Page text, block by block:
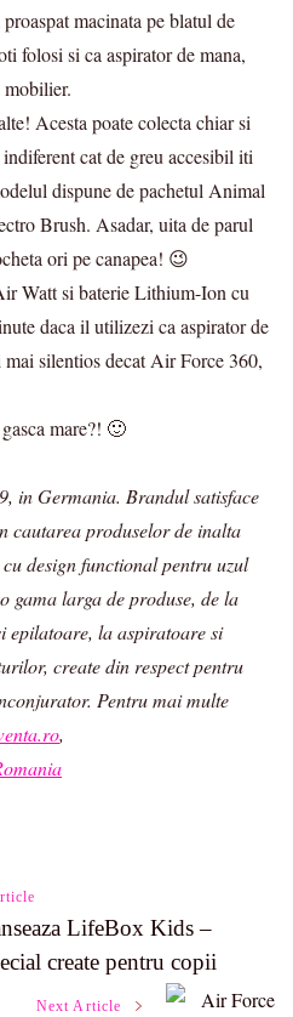
macinata pe blatul de
folosi si ca aspirator de mana,
mobilier.
Acesta poate colecta chiar si
cat de greu accesibil iti
dispune de pachetul Animal
Brush. Asadar, uita de parul
ori pe canapea! 😉
Watt si baterie Lithium-Ion cu
daca il utilizezi ca aspirator de
silentios decat Air Force 360,
mare?! 🙂
in Germania. Brandul satisface
cautarea produselor de inalta
design functional pentru uzul
gama larga de produse, de la
epilatoare, la aspiratoare si
create din respect pentru
Pentru mai multe
,
LifeBox Kids –
create pentru copii
Next Article